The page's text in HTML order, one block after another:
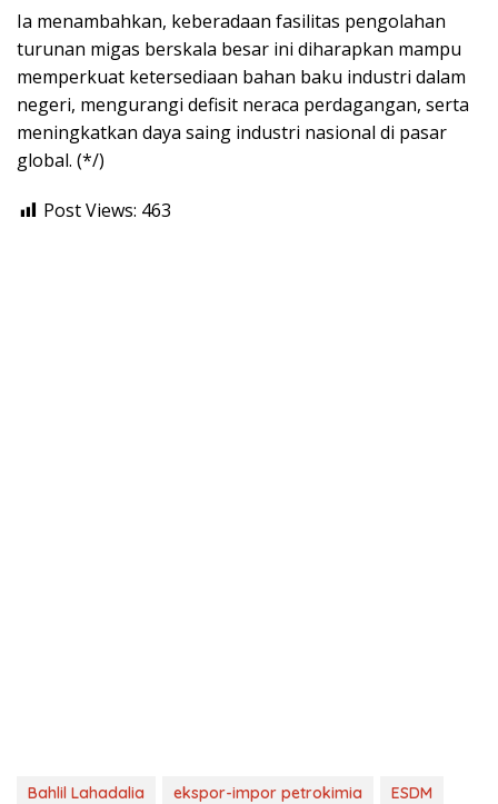
Ia menambahkan, keberadaan fasilitas pengolahan
turunan migas berskala besar ini diharapkan mampu
memperkuat ketersediaan bahan baku industri dalam
negeri, mengurangi defisit neraca perdagangan, serta
meningkatkan daya saing industri nasional di pasar
global. (*/)
Post Views: 463
Bahlil Lahadalia ekspor-impor petrokimia
ESDM